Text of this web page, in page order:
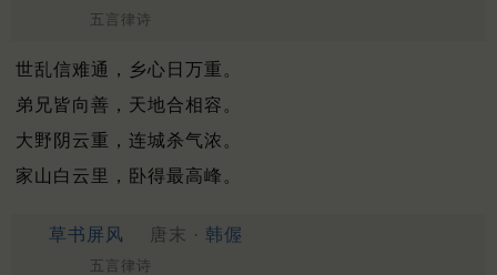
五言律诗
世乱信难通，乡心日万重。
弟兄皆向善，天地合相容。
大野阴云重，连城杀气浓。
家山白云里，卧得最高峰。
草书屏风 唐末 · 韩偓
五言律诗